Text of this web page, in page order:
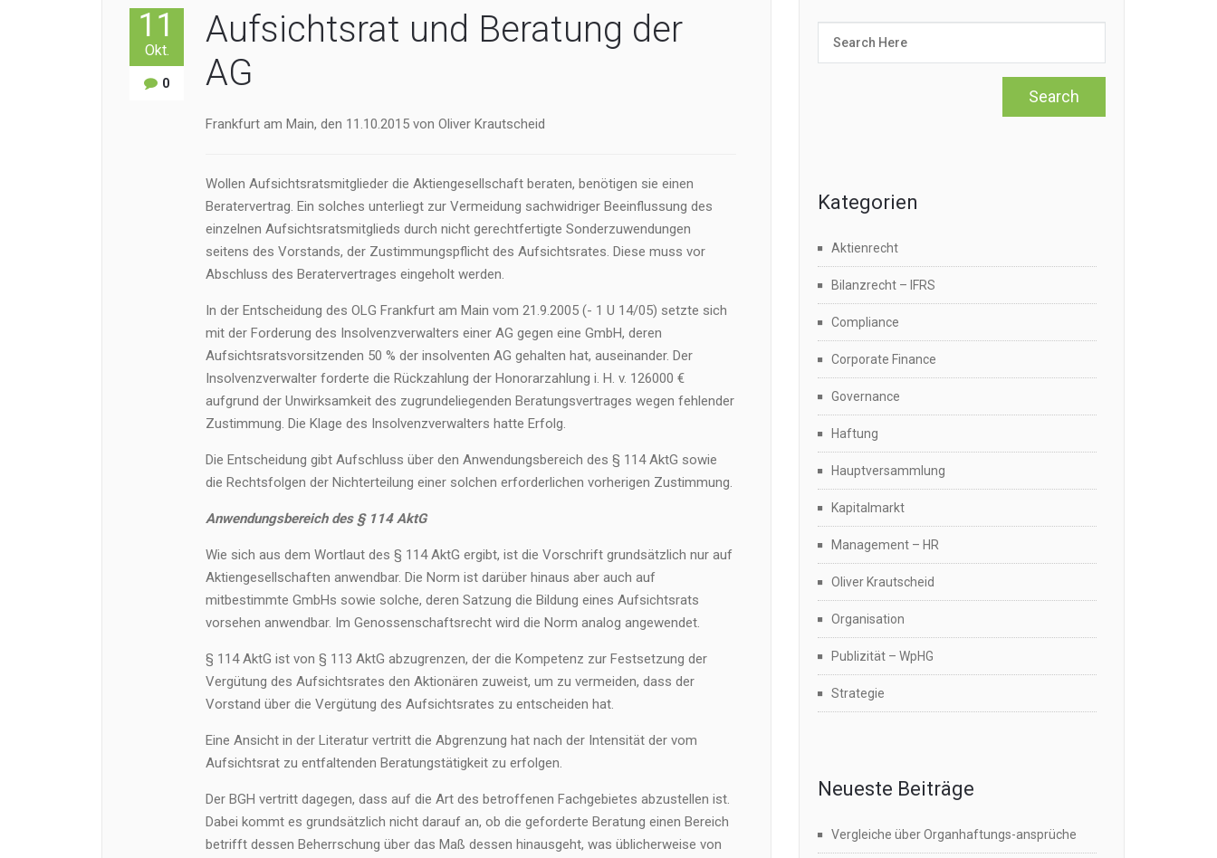
11
Okt.
0
Aufsichtsrat und Beratung der
AG
Frankfurt am Main, den 11.10.2015 von Oliver Krautscheid
Wollen Aufsichtsratsmitglieder die Aktiengesellschaft beraten, benötigen sie einen
Beratervertrag. Ein solches unterliegt zur Vermeidung sachwidriger Beeinflussung des
einzelnen Aufsichtsratsmitglieds durch nicht gerechtfertigte Sonderzuwendungen
seitens des Vorstands, der Zustimmungspflicht des Aufsichtsrates. Diese muss vor
Abschluss des Beratervertrages eingeholt werden.
In der Entscheidung des OLG Frankfurt am Main vom 21.9.2005 (- 1 U 14/05) setzte sich
mit der Forderung des Insolvenzverwalters einer AG gegen eine GmbH, deren
Aufsichtsratsvorsitzenden 50 % der insolventen AG gehalten hat, auseinander. Der
Insolvenzverwalter forderte die Rückzahlung der Honorarzahlung i. H. v. 126000 €
aufgrund der Unwirksamkeit des zugrundeliegenden Beratungsvertrages wegen fehlender
Zustimmung. Die Klage des Insolvenzverwalters hatte Erfolg.
Die Entscheidung gibt Aufschluss über den Anwendungsbereich des § 114 AktG sowie
die Rechtsfolgen der Nichterteilung einer solchen erforderlichen vorherigen Zustimmung.
Anwendungsbereich des § 114 AktG
Wie sich aus dem Wortlaut des § 114 AktG ergibt, ist die Vorschrift grundsätzlich nur auf
Aktiengesellschaften anwendbar. Die Norm ist darüber hinaus aber auch auf
mitbestimmte GmbHs sowie solche, deren Satzung die Bildung eines Aufsichtsrats
vorsehen anwendbar. Im Genossenschaftsrecht wird die Norm analog angewendet.
§ 114 AktG ist von § 113 AktG abzugrenzen, der die Kompetenz zur Festsetzung der
Vergütung des Aufsichtsrates den Aktionären zuweist, um zu vermeiden, dass der
Vorstand über die Vergütung des Aufsichtsrates zu entscheiden hat.
Eine Ansicht in der Literatur vertritt die Abgrenzung hat nach der Intensität der vom
Aufsichtsrat zu entfaltenden Beratungstätigkeit zu erfolgen.
Der BGH vertritt dagegen, dass auf die Art des betroffenen Fachgebietes abzustellen ist.
Dabei kommt es grundsätzlich nicht darauf an, ob die geforderte Beratung einen Bereich
betrifft dessen Beherrschung über das Maß dessen hinausgeht, was üblicherweise von
Kategorien
Aktienrecht
Bilanzrecht – IFRS
Compliance
Corporate Finance
Governance
Haftung
Hauptversammlung
Kapitalmarkt
Management – HR
Oliver Krautscheid
Organisation
Publizität – WpHG
Strategie
Neueste Beiträge
Vergleiche über Organhaftungs-ansprüche